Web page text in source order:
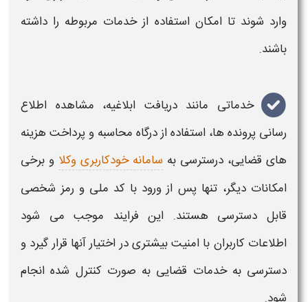
وارد شوند تا امکان استفاده از خدمات مربوطه را داشته
باشند.
خدماتی مانند دریافت ابلاغیه، مشاهده اطلاع
رسانی پرونده ها، استفاده از درگاه محاسبه و پرداخت هزینه
های قضایی، درسترسی به سامانه خودکاربری وکلا و برخی
امکانات دیگر، تنها پس از ورود با کد ملی و رمز شخصی
قابل دسترسی هستند. این فرایند موجب می شود
اطلاعات کاربران با امنیت بیشتری در اختیار آنها قرار گیرد و
دسترسی به خدمات قضایی به صورت کنترل شده انجام